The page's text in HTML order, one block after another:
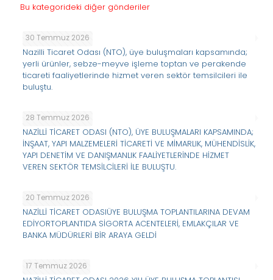
Bu kategorideki diğer gönderiler
30 Temmuz 2026
Nazilli Ticaret Odası (NTO), üye buluşmaları kapsamında;
yerli ürünler, sebze-meyve işleme toptan ve perakende
ticareti faaliyetlerinde hizmet veren sektör temsilcileri ile
buluştu.
28 Temmuz 2026
NAZİLLİ TİCARET ODASI (NTO), ÜYE BULUŞMALARI KAPSAMINDA;
İNŞAAT, YAPI MALZEMELERİ TİCARETİ VE MİMARLIK, MÜHENDİSLİK,
YAPI DENETİM VE DANIŞMANLIK FAALİYETLERİNDE HİZMET
VEREN SEKTÖR TEMSİLCİLERİ İLE BULUŞTU.
20 Temmuz 2026
NAZİLLİ TİCARET ODASIÜYE BULUŞMA TOPLANTILARINA DEVAM
EDİYORTOPLANTIDA SİGORTA ACENTELERİ, EMLAKÇILAR VE
BANKA MÜDÜRLERİ BİR ARAYA GELDİ
17 Temmuz 2026